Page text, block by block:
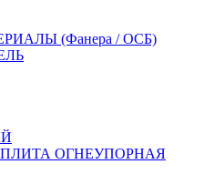
(Фанера / ОСБ)
ОГНЕУПОРНАЯ